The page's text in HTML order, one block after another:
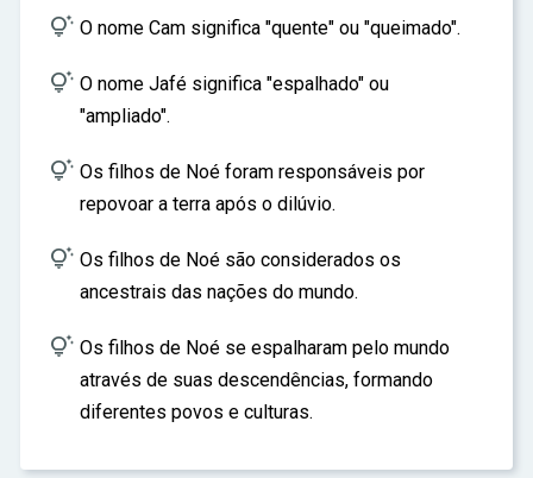
 O nome Cam significa "quente" ou "queimado".
 O nome Jafé significa "espalhado" ou
"ampliado".
 Os filhos de Noé foram responsáveis por
repovoar a terra após o dilúvio.
 Os filhos de Noé são considerados os
ancestrais das nações do mundo.
 Os filhos de Noé se espalharam pelo mundo
através de suas descendências, formando
diferentes povos e culturas.